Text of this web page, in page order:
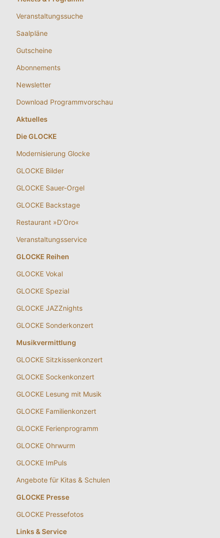
Veranstaltungssuche
Saalpläne
Gutscheine
Abonnements
Newsletter
Download Programmvorschau
Aktuelles
Die GLOCKE
Modernisierung Glocke
GLOCKE Bilder
GLOCKE Sauer-Orgel
GLOCKE Backstage
Restaurant »D’Oro«
Veranstaltungsservice
GLOCKE Reihen
GLOCKE Vokal
GLOCKE Spezial
GLOCKE JAZZnights
GLOCKE Sonderkonzert
Musikvermittlung
GLOCKE Sitzkissenkonzert
GLOCKE Sockenkonzert
GLOCKE Lesung mit Musik
GLOCKE Familienkonzert
GLOCKE Ferienprogramm
GLOCKE Ohrwurm
GLOCKE ImPuls
Angebote für Kitas & Schulen
GLOCKE Presse
GLOCKE Pressefotos
Links & Service